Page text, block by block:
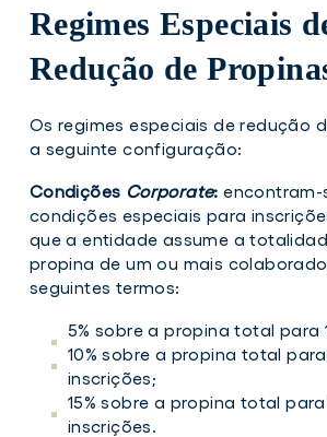
Regimes Especiais
Redução de
Os regimes especiais de redução
a seguinte configuração:
Condições Corporate: encontram-
condições especiais para
que a entidade assume a
propina de um ou mais
seguintes termos:
5% sobre a propina total para
10% sobre a propina total
inscrições;
15% sobre a propina total
inscrições.